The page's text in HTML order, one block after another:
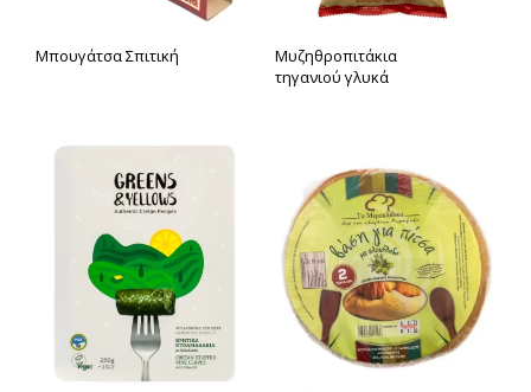
Μπουγάτσα Σπιτική
Μυζηθροπιτάκια
τηγανιού γλυκά